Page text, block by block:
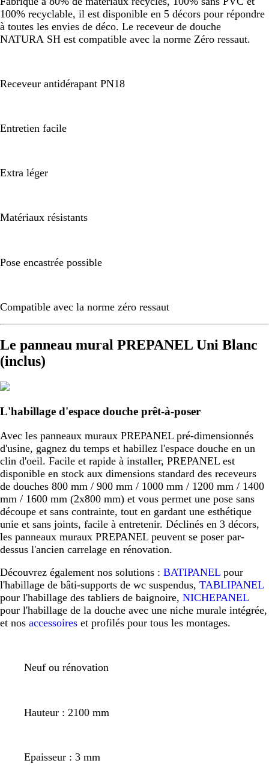
100% recyclable, il est disponible en 5 décors pour répondre
à toutes les envies de déco. Le receveur de douche
NATURA SH est compatible avec la norme Zéro ressaut.
Receveur antidérapant PN18
Entretien facile
Extra léger
Matériaux résistants
Pose encastrée possible
Compatible avec la norme zéro ressaut
Le panneau mural PREPANEL Uni Blanc
(inclus)
L'habillage d'espace douche prêt-à-poser
Avec les panneaux muraux PREPANEL pré-dimensionnés
d'usine, gagnez du temps et habillez l'espace douche en un
clin d'oeil. Facile et rapide à installer, PREPANEL est
disponible en stock aux dimensions standard des receveurs
de douches 800 mm / 900 mm / 1000 mm / 1200 mm / 1400
mm / 1600 mm (2x800 mm) et vous permet une pose sans
découpe et sans contrainte, tout en gardant une esthétique
unie et sans joints, facile à entretenir. Déclinés en 3 décors,
les panneaux muraux PREPANEL peuvent se poser par-
dessus l'ancien carrelage en rénovation.
Découvrez également nos solutions : BATIPANEL pour
l'habillage de bâti-supports de wc suspendus, TABLIPANEL
pour l'habillage des tabliers de baignoire, NICHEPANEL
pour l'habillage de la douche avec une niche murale intégrée,
et nos accessoires et profilés pour tous les montages.
Neuf ou rénovation
Hauteur : 2100 mm
Epaisseur : 3 mm